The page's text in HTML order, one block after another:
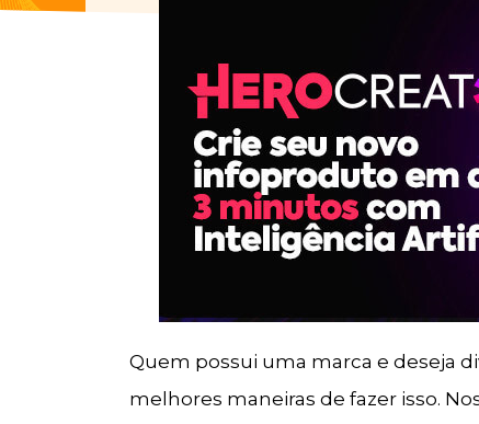
Quem possui uma marca e deseja
melhores maneiras de fazer isso.